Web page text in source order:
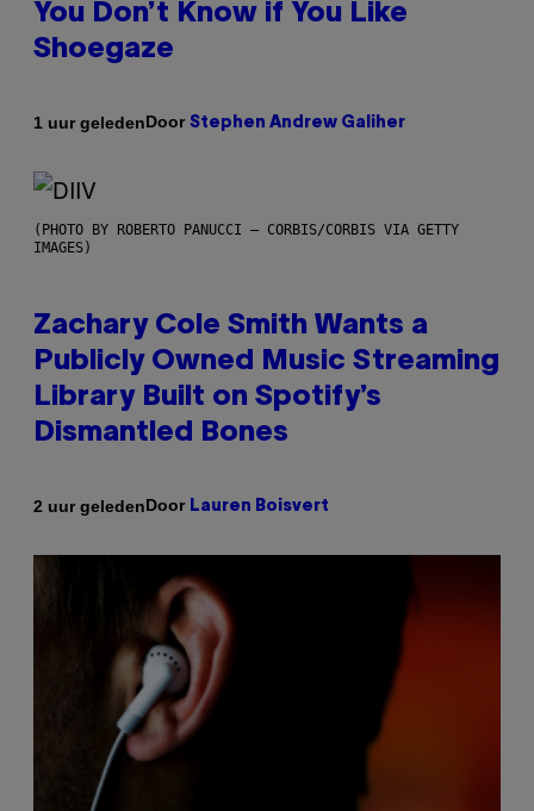
You Don’t Know if You Like
Shoegaze
1 uur geledenDoor Stephen Andrew Galiher
(PHOTO BY ROBERTO PANUCCI – CORBIS/CORBIS VIA GETTY
IMAGES)
Zachary Cole Smith Wants a
Publicly Owned Music Streaming
Library Built on Spotify’s
Dismantled Bones
2 uur geledenDoor Lauren Boisvert